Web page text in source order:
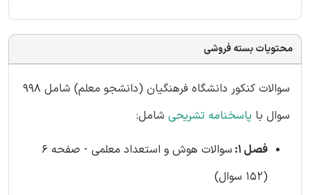
محتویات بسته فروشی
سوالات کنکور دانشگاه فرهنگیان (دانشجو معلم) شامل 998
سوال با پاسخنامه تشریحی شامل:
فصل 1:
سوالات هوش و استعداد معلمی - صفحه 6
(152 سوال)